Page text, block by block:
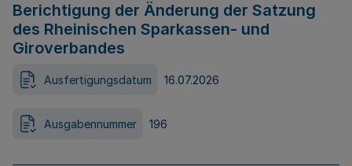
Berichtigung der Änderung der Satzung
des Rheinischen Sparkassen- und
Giroverbandes
Ausfertigungsdatum 16.07.2026
Ausgabennummer 196